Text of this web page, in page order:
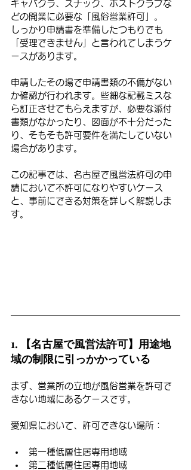
キャバクラ、スナック、ホストクラブな
どの開業に必要な「風俗営業許可」。
しっかり申請書を準備したつもりでも
「受理できません」と言われてしまうケ
ースがあります。
申請したその場で申請書類の不備がない
か確認が行われます。些細な記載ミスな
ら訂正させてもらえますが、必要な添付
書類がなかったり、図面が不十分だった
り、そもそも許可要件を満たしていない
場合があります。
この記事では、名古屋で風営法許可の申
請において不許可になりやすいケース
と、事前にできる対策を詳しく解説しま
す。
1. 【名古屋で風営法許可】用途地
域の制限に引っかかっている
まず、営業所の立地が風俗営業を許可で
きない地域にあるケースです。
愛知県において、許可できない場所：
第一種低層住居専用地域
第二種低層住居専用地域